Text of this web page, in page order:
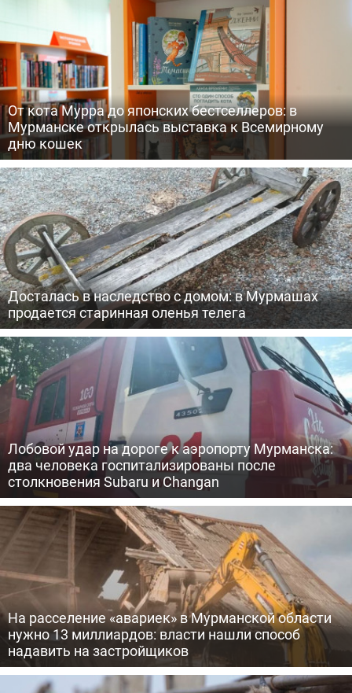
От кота Мурра до японских бестселлеров: в
Мурманске открылась выставка к Всемирному
дню кошек
Досталась в наследство с домом: в Мурмашах
продается старинная оленья телега
Лобовой удар на дороге к аэропорту Мурманска:
два человека госпитализированы после
столкновения Subaru и Changan
На расселение «авариек» в Мурманской области
нужно 13 миллиардов: власти нашли способ
надавить на застройщиков